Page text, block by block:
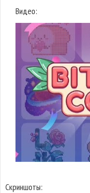
Видео:
Скриншоты: